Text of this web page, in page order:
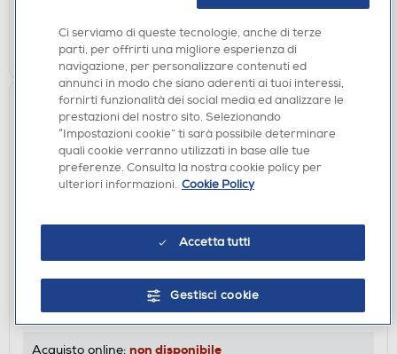
Ritiro in negozio in 30' gratuito:
CERCA NEGOZIO
DISPONIBILE SOLO IN NEGOZIO
Acquisto online: non disponibile
Ci serviamo di queste tecnologie, anche di terze
parti, per offrirti una migliore esperienza di
navigazione, per personalizzare contenuti ed
annunci in modo che siano aderenti ai tuoi interessi,
fornirti funzionalità dei social media ed analizzare le
prestazioni del nostro sito. Selezionando
“Impostazioni cookie” ti sarà possibile determinare
quali cookie verranno utilizzati in base alle tue
preferenze. Consulta la nostra cookie policy per
ulteriori informazioni. Cookie Policy
Accetta tutti
Gestisci cookie